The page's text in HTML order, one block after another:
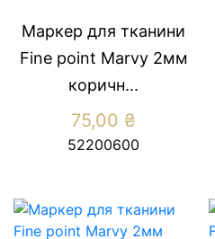
Маркер для тканини
Fine point Marvy 2мм
коричн...
75,00 ₴
52200600